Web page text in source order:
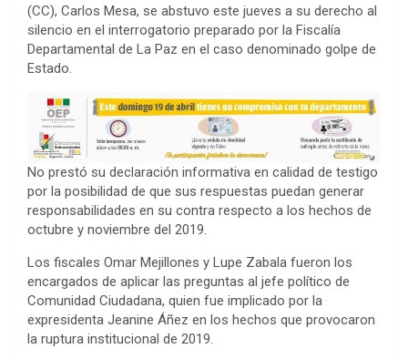
(CC), Carlos Mesa, se abstuvo este jueves a su derecho al
silencio en el interrogatorio preparado por la Fiscalía
Departamental de La Paz en el caso denominado golpe de
Estado.
No prestó su declaración informativa en calidad de testigo
por la posibilidad de que sus respuestas puedan generar
responsabilidades en su contra respecto a los hechos de
octubre y noviembre del 2019.
Los fiscales Omar Mejillones y Lupe Zabala fueron los
encargados de aplicar las preguntas al jefe político de
Comunidad Ciudadana, quien fue implicado por la
expresidenta Jeanine Áñez en los hechos que provocaron
la ruptura institucional de 2019.